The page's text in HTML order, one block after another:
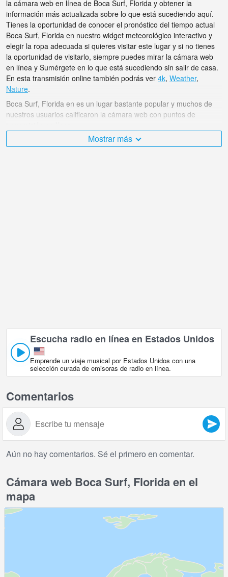
la cámara web en línea de Boca Surf, Florida y obtener la
información más actualizada sobre lo que está sucediendo aquí.
Tienes la oportunidad de conocer el pronóstico del tiempo actual
Boca Surf, Florida en nuestro widget meteorológico interactivo y
elegir la ropa adecuada si quieres visitar este lugar y si no tienes
la oportunidad de visitarlo, siempre puedes mirar la cámara web
en línea y Sumérgete en lo que está sucediendo sin salir de casa.
En esta transmisión online también podrás ver 4k, Weather,
Nature.
Boca Surf, Florida en es un lugar bastante popular y muchos de
nuestros usuarios calificaron la cámara web con puntos de
El Estados Unidos es muy diverso y hay una gran cantidad de
Mostrar más
Escucha radio en línea en Estados Unidos
Emprende un viaje musical por Estados Unidos con una
selección curada de emisoras de radio en línea.
Comentarios
Aún no hay comentarios. Sé el primero en comentar.
Cámara web Boca Surf, Florida en el
mapa